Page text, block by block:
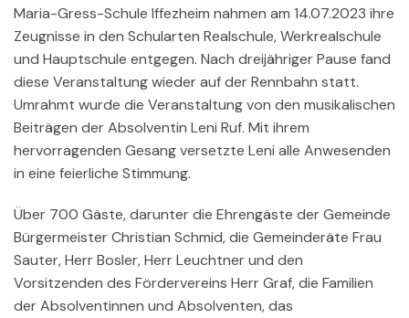
Maria-Gress-Schule Iffezheim nahmen am 14.07.2023 ihre
Zeugnisse in den Schularten Realschule, Werkrealschule
und Hauptschule entgegen. Nach dreijähriger Pause fand
diese Veranstaltung wieder auf der Rennbahn statt.
Umrahmt wurde die Veranstaltung von den musikalischen
Beiträgen der Absolventin Leni Ruf. Mit ihrem
hervorragenden Gesang versetzte Leni alle Anwesenden
in eine feierliche Stimmung.
Über 700 Gäste, darunter die Ehrengäste der Gemeinde
Bürgermeister Christian Schmid, die Gemeinderäte Frau
Sauter, Herr Bosler, Herr Leuchtner und den
Vorsitzenden des Fördervereins Herr Graf, die Familien
der Absolventinnen und Absolventen, das